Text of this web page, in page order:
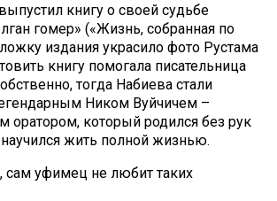
книгу о своей судьбе
гомер» («Жизнь, собранная по
издания украсило фото Рустама
книгу помогала писательница
тогда Набиева стали
Ником Вуйчичем –
оратором, который родился без рук
жить полной жизнью.
сам уфимец не любит таких